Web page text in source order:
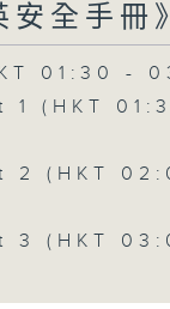
安全手冊
01:30 -
1 (HKT
2 (HKT
3 (HKT